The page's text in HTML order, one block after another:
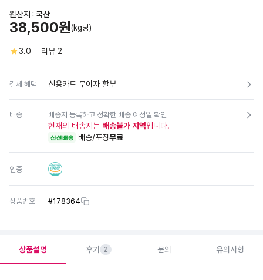
원산지 : 국산
38,500원(kg당)
3.0 리뷰 2
결제 혜택 신용카드 무이자 할부
배송 배송지 등록하고 정확한 배송 예정일 확인
현재의 배송지는 배송불가 지역입니다.
신선배송 배송/포장무료
인증
상품번호 #178364
상품설명 후기 2 문의 유의사항